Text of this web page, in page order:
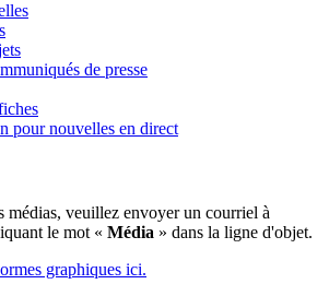
de presse
pour nouvelles en direct
médias, veuillez envoyer un courriel à
le mot « Média » dans la ligne d'objet.
graphiques ici.